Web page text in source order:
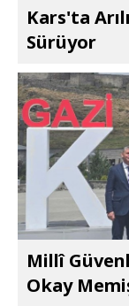
Kars'ta
Sürüyor
Millî
Okay